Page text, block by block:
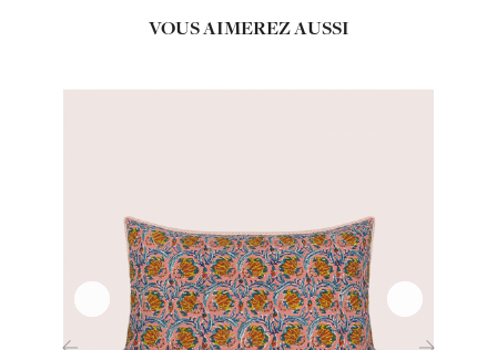
VOUS AIMEREZ AUSSI